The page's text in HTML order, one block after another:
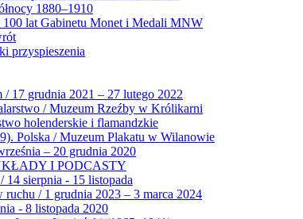
1880–1910
lat Gabinetu Monet i Medali MNW
przyspieszenia
/ 17 grudnia 2021 – 27 lutego 2022
/ Muzeum Rzeźby w Królikarni
holenderskie i flamandzkie
Polska / Muzeum Plakatu w Wilanowie
– 20 grudnia 2020
I PODCASTY
14 sierpnia - 15 listopada
/ 1 grudnia 2023 – 3 marca 2024
- 8 listopada 2020